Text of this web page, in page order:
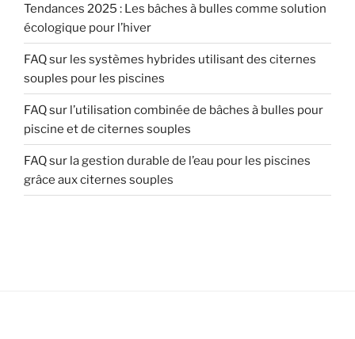
Tendances 2025 : Les bâches à bulles comme solution
écologique pour l’hiver
FAQ sur les systèmes hybrides utilisant des citernes
souples pour les piscines
FAQ sur l’utilisation combinée de bâches à bulles pour
piscine et de citernes souples
FAQ sur la gestion durable de l’eau pour les piscines
grâce aux citernes souples